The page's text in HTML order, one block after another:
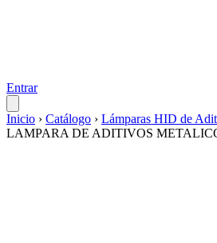
Entrar
Inicio › Catálogo › Lámparas HID de
LAMPARA DE ADITIVOS